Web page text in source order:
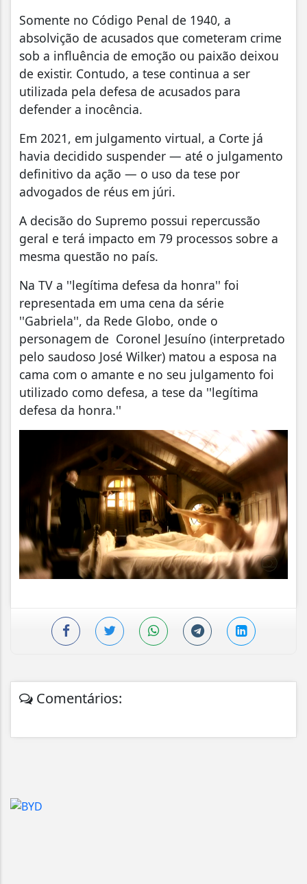
Somente no Código Penal de 1940, a
absolvição de acusados que cometeram crime
sob a influência de emoção ou paixão deixou
de existir. Contudo, a tese continua a ser
utilizada pela defesa de acusados para
defender a inocência.
Em 2021, em julgamento virtual, a Corte já
havia decidido suspender — até o julgamento
definitivo da ação — o uso da tese por
advogados de réus em júri.
A decisão do Supremo possui repercussão
geral e terá impacto em 79 processos sobre a
mesma questão no país.
Na TV a ''legítima defesa da honra'' foi
representada em uma cena da série
''Gabriela'', da Rede Globo, onde o
personagem de Coronel Jesuíno (interpretado
pelo saudoso José Wilker) matou a esposa na
cama com o amante e no seu julgamento foi
utilizado como defesa, a tese da ''legítima
defesa da honra.''
Comentários: